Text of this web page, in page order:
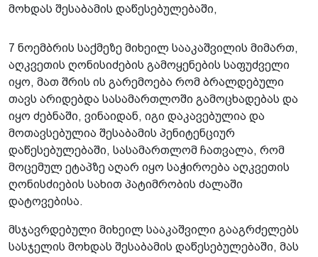
მოხდას შესაბამის დაწესებულებაში,
7 ნოემბრის საქმეზე მიხეილ სააკაშვილის მიმართ,
აღკვეთის ღონისიძების გამოყენების საფუძველი
იყო, მათ შრის ის გარემოება რომ ბრალდებული
თავს არიდებდა სასამართლოში გამოცხადებას და
იყო ძებნაში, ვინაიდან, იგი დაკავებულია და
მოთავსებულია შესაბამის პენიტენციურ
დაწესებულებაში, სასამართლომ ჩათვალა, რომ
მოცემულ ეტაპზე აღარ იყო საჭიროება აღკვეთის
ღონისძიების სახით პატიმრობის ძალაში
დატოვებისა.
მსჯავრდებული მიხეილ სააკაშვილი გააგრძელებს
სასჯელის მოხდას შესაბამის დაწესებულებაში, მას